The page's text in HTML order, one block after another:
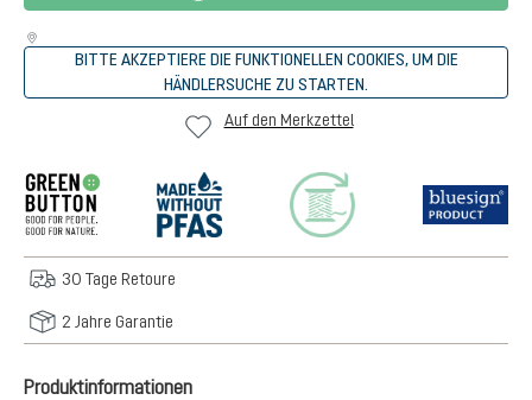
BITTE AKZEPTIERE DIE FUNKTIONELLEN COOKIES, UM DIE
HÄNDLERSUCHE ZU STARTEN.
Auf den Merkzettel
30 Tage Retoure
2 Jahre Garantie
Produktinformationen